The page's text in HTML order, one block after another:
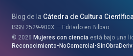
eta
Berrikuntza
Saila
Blog de la Cátedra de Cultura
ISSN 2529-900X
Editado en Bilbao
2026 Mujeres con ciencia está bajo una
Reconocimiento-NoComercial-